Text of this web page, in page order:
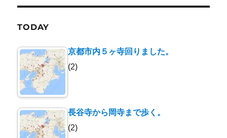
TODAY
京都市内５ヶ寺回りました。
(2)
長谷寺から岡寺まで歩く。
(2)